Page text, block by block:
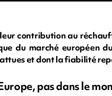
contribution au
du marché européen
et dont la fiabilité
pas dans le